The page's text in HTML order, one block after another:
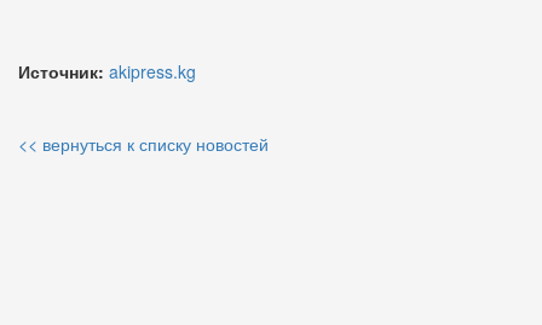
Источник: akipress.kg
<< вернуться к списку новостей